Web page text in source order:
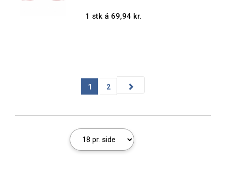
1 stk á 69,94 kr.
1 2